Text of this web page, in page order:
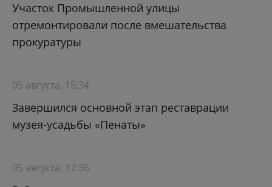
Участок Промышленной улицы
отремонтировали после вмешательства
прокуратуры
05 августа, 15:34
Завершился основной этап реставрации
музея-усадьбы «Пенаты»
05 августа, 17:36